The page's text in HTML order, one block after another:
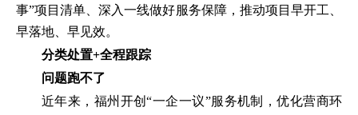
事”项目清单、深入一线做好服务保障，推动项目早开工、
早落地、早见效。
分类处置+全程跟踪
问题跑不了
近年来，福州开创“一企一议”服务机制，优化营商环